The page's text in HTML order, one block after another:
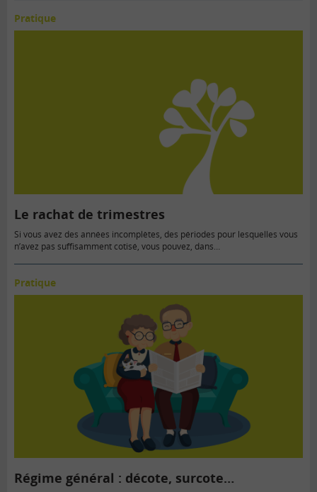
Pratique
Le rachat de trimestres
Si vous avez des années incomplètes, des périodes pour lesquelles vous
n’avez pas suffisamment cotisé, vous pouvez, dans…
Pratique
Régime général : décote, surcote…